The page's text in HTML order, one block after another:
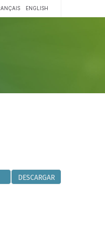
ENGLISH
DESCARGAR